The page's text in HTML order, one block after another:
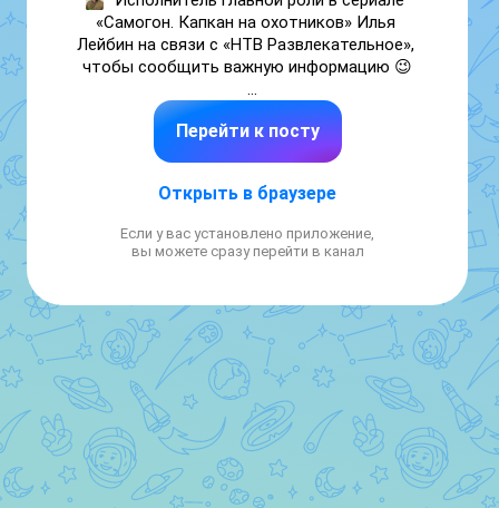
«Самогон. Капкан на охотников» Илья
Лейбин на связи с «НТВ Развлекательное»,
чтобы сообщить важную информацию 😉
«Самогон. Капкан на охотников» — 10 мая в
20:20 на #НТВ 🔥
Перейти к посту
Открыть в браузере
Если у вас установлено приложение,
вы можете сразу перейти в канал